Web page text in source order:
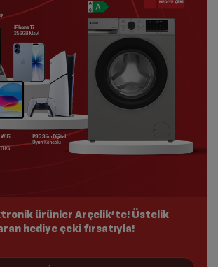
ürünler Arçelik’te! Üstelik
hediye çeki fırsatıyla!